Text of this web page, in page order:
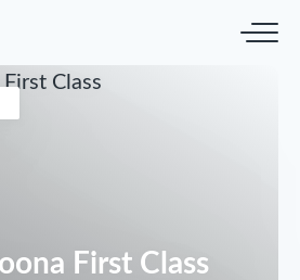
First Class